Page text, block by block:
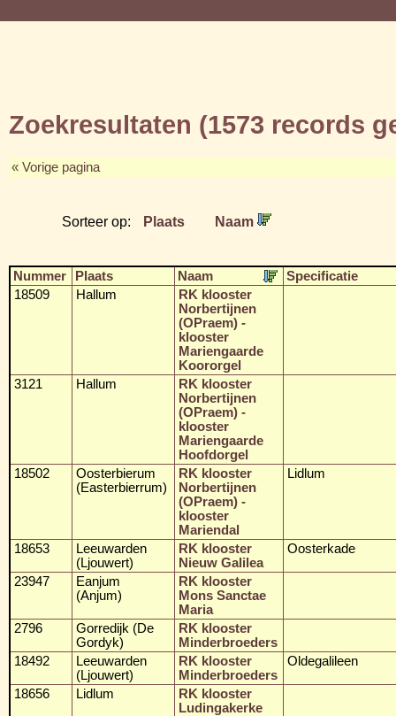
Zoekresultaten (1573 records
« Vorige pagina
Sorteer op: Plaats Naam
Nummer Plaats Naam
Specificatie
18509
Hallum
RK klooster
Norbertijnen
(OPraem) -
klooster
Mariengaarde
Koororgel
3121
Hallum
RK klooster
Norbertijnen
(OPraem) -
klooster
Mariengaarde
Hoofdorgel
18502
Oosterbierum
(Easterbierrum)
RK klooster
Norbertijnen
(OPraem) -
klooster
Mariendal
Lidlum
18653
Leeuwarden
(Ljouwert)
RK klooster
Nieuw Galilea
Oosterkade
23947
Eanjum
(Anjum)
RK klooster
Mons Sanctae
Maria
2796
Gorredijk (De
Gordyk)
RK klooster
Minderbroeders
18492
Leeuwarden
(Ljouwert)
RK klooster
Minderbroeders
Oldegalileen
18656 Lidlum
RK klooster
Ludingakerke